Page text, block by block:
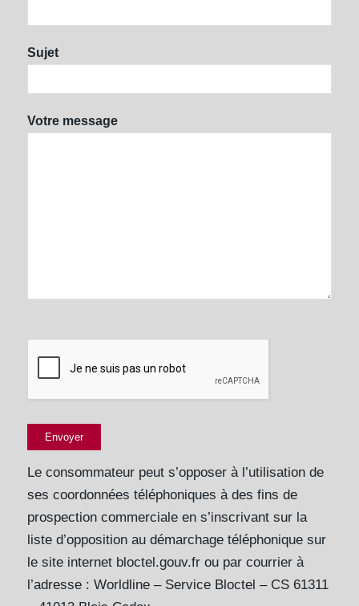
Sujet
Votre message
Le consommateur peut s’opposer à l’utilisation de
ses coordonnées téléphoniques à des fins de
prospection commerciale en s’inscrivant sur la
liste d’opposition au démarchage téléphonique sur
le site internet bloctel.gouv.fr ou par courrier à
l’adresse : Worldline – Service Bloctel – CS 61311